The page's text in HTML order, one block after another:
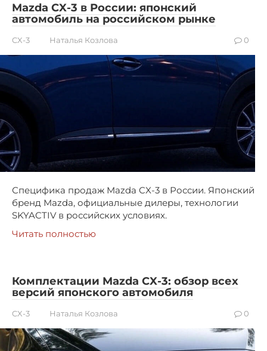
Mazda CX-3 в России: японский
автомобиль на российском рынке
CX-3 Наталья Козлова 0
Специфика продаж Mazda CX-3 в России. Японский
бренд Mazda, официальные дилеры, технологии
SKYACTIV в российских условиях.
Читать полностью
Комплектации Mazda CX-3: обзор всех
версий японского автомобиля
CX-3 Наталья Козлова 0